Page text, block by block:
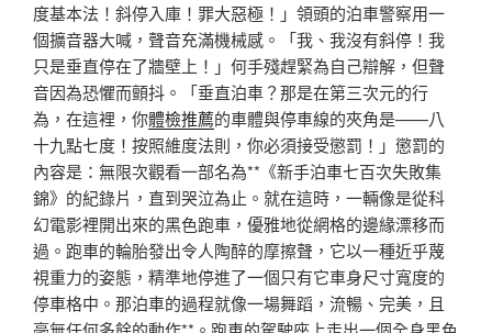
度基本法！斜停入庫！罪大惡極！」領頭的泊車警察用一
個擴音器大喊，聲音充滿機械感。「我、我沒有斜停！我
只是垂直停在了牆壁上！」何手殘趕緊為自己辯解，但聲
音因為恐懼而顫抖。「垂直泊車？那是在第三次元的行
為，在這裡，你體檢推薦的車體與停車線的夾角是——八
十九點七度！按照維度法則，你必須接受懲罰！」懲罰的
內容是：無限次觀看一部名為**《新手泊車七百次失敗集
錦》的紀錄片，直到哭泣為止。就在這時，一輛像是從科
幻電影裡開出來的黑色跑車，優雅地從網格的邊緣漂移而
過。跑車的輪胎發出令人陶醉的摩擦聲，它以一種近乎蔑
視重力的姿態，精準地停進了一個只有它車身尺寸寬度的
停車格中。那泊車的過程就像一場舞蹈，流暢、完美，且